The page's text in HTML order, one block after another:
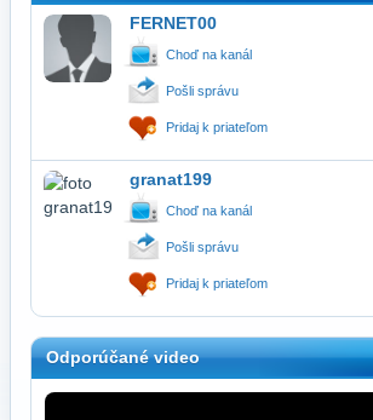
FERNET00
Choď na kanál
Pošli správu
Pridaj k priateľom
granat199
Choď na kanál
Pošli správu
Pridaj k priateľom
Odporúčané video